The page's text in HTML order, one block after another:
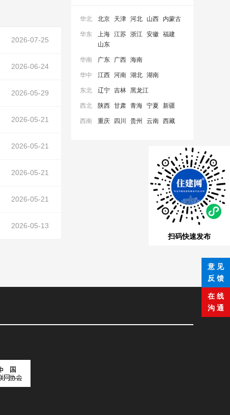
2026-07-25
2026-06-24
2026-05-29
2026-05-21
2026-05-21
2026-05-21
2026-05-21
2026-05-13
华北 北京 天津 河北 山西 内蒙古
华东 上海 江苏 浙江 安徽 福建
山东
华南 广东 广西 海南
华中 江西 河南 湖北 湖南
东北 辽宁 吉林 黑龙江
西北 陕西 甘肃 青海 宁夏 新疆
西南 重庆 四川 贵州 云南 西藏
扫码快速发布
意 见
反 馈
在 线
沟 通